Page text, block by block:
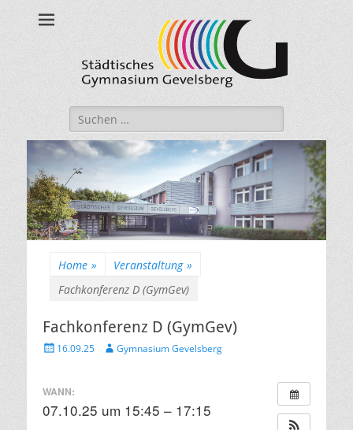
Städtisches
Gymnasium
Gevelsberg
Suche
nach:
Home » Veranstaltung »
Fachkonferenz D (GymGev)
Fachkonferenz D (GymGev)
Veröffentlicht
16.09.25 AutorGymnasium Gevelsberg
WANN:
07.10.25 um 15:45 – 17:15